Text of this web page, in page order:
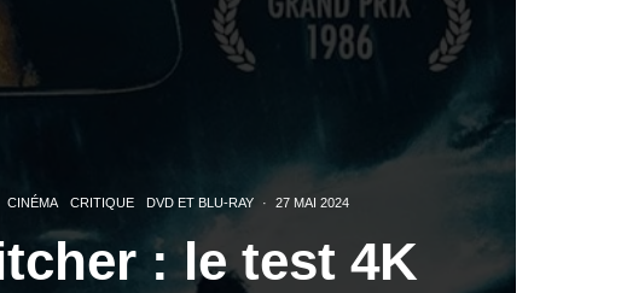
CINÉMA CRITIQUE DVD ET BLU-RAY · 27 MAI 2024
: le test 4K